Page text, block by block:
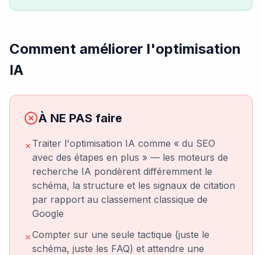
Comment améliorer l'optimisation
IA
À NE PAS faire
✗ Traiter l'optimisation IA comme « du SEO
avec des étapes en plus » — les moteurs de
recherche IA pondèrent différemment le
schéma, la structure et les signaux de citation
par rapport au classement classique de
Google
✗Compter sur une seule tactique (juste le
schéma, juste les FAQ) et attendre une